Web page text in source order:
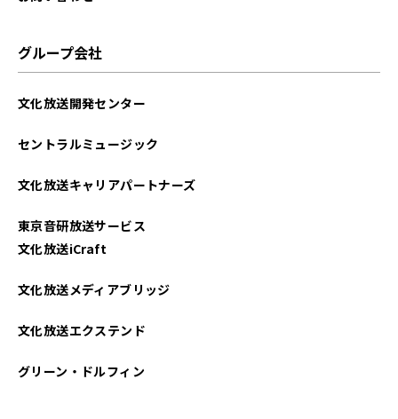
2025年02月
2024年08月
2024年07月
2024年06月
グループ会社
文化放送開発センター
セントラルミュージック
文化放送キャリアパートナーズ
東京音研放送サービス
文化放送iCraft
文化放送メディアブリッジ
文化放送エクステンド
グリーン・ドルフィン